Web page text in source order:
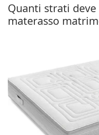
Quanti strati
materasso